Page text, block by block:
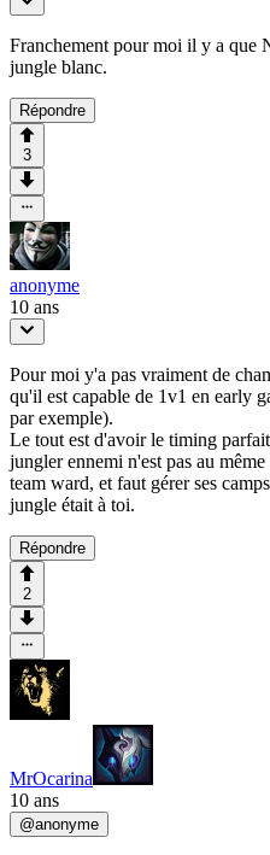
Franchement pour moi il y a que
jungle blanc.
Répondre
3
anonyme
10 ans
Pour moi y'a pas vraiment de
qu'il est capable de 1v1 en early
par exemple).
Le tout est d'avoir le timing
jungler ennemi n'est pas au
team ward, et faut gérer ses
jungle était à toi.
Répondre
2
MrOcarina
10 ans
@anonyme